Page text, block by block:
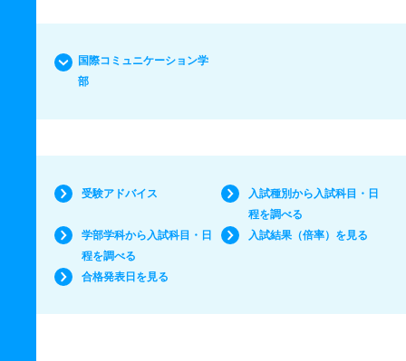
国際コミュニケーション学
部
受験アドバイス
入試種別から入試科目・日
程を調べる
学部学科から入試科目・日
程を調べる
入試結果（倍率）を見る
合格発表日を見る